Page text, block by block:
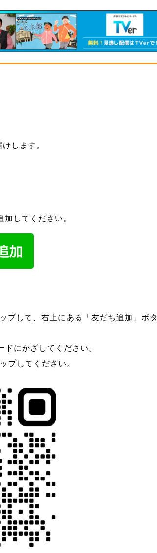
します。
してください。
プして、右上にある「友だち追加」ボタ
にかざしてください。
プしてください。